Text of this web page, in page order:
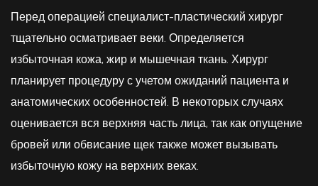
Перед операцией специалист-пластический хирург
тщательно осматривает веки. Определяется
избыточная кожа, жир и мышечная ткань. Хирург
планирует процедуру с учетом ожиданий пациента и
анатомических особенностей. В некоторых случаях
оценивается вся верхняя часть лица, так как опущение
бровей или обвисание щек также может вызывать
избыточную кожу на верхних веках.